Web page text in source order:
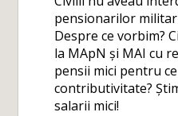
pensionarilor
Despre ce vorbim?
la MApN și MAI cu
pensii mici pentru
contributivitate?
salarii mici!